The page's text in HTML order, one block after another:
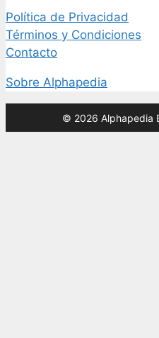
Política de Privacidad
Términos y Condiciones
Contacto
Sobre Alphapedia